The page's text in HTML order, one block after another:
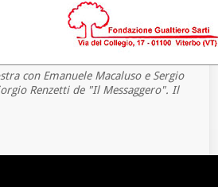
con Emanuele Macaluso e Sergio
Renzetti de "Il Messaggero". Il